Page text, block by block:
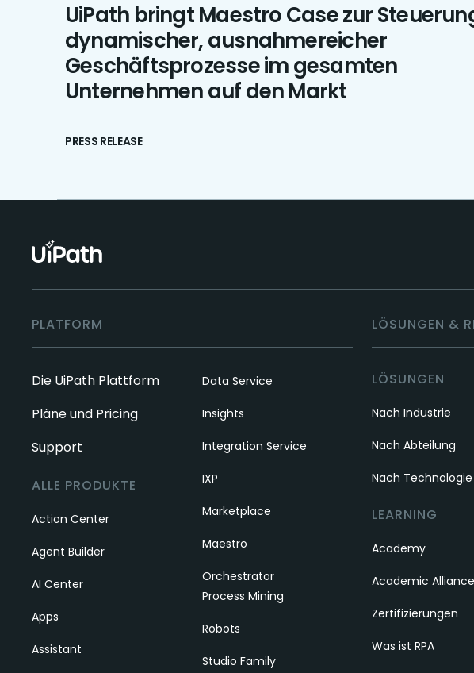
UiPath bringt Maestro Case zur
dynamischer, ausnahmereicher
Geschäftsprozesse im gesamten
Unternehmen auf den Markt
PRESS RELEASE
PLATFORM
Die UiPath Plattform
Pläne und Pricing
Support
ALLE PRODUKTE
Action Center
Agent Builder
AI Center
Apps
Assistant
Data Service
Insights
Integration Service
IXP
Marketplace
Maestro
Orchestrator
Process Mining
Robots
Studio Family
LÖSUNGEN &
LÖSUNGEN
Nach Industrie
Nach Abteilung
Nach Technologie
LEARNING
Academy
Academic Alliance
Zertifizierungen
Was ist RPA